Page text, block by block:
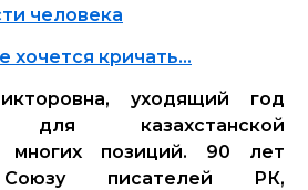
человека
хочется кричать…
уходящий год
для казахстанской
многих позиций. 90 лет
Союзу писателей РК,